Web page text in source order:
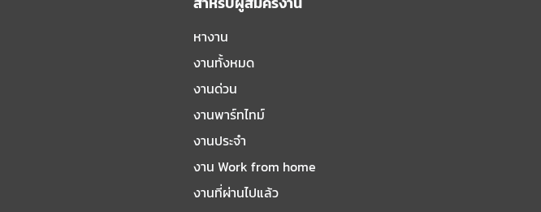
หางาน
งานทั้งหมด
งานด่วน
งานพาร์ทไทม์
งานประจำ
งาน Work from home
งานที่ผ่านไปแล้ว